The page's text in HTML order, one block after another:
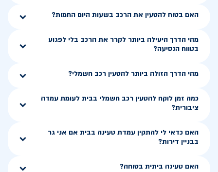
האם בטוח להטעין את הרכב בשעות היום החמות?
מהי הדרך היעילה ביותר לקרר את הרכב בלי לפגוע
בטווח הנסיעה?
מהי הדרך הזולה ביותר להטעין רכב חשמלי?
כמה זמן לוקח להטעין רכב חשמלי בבית לעומת עמדה
ציבורית?
האם כדאי לי להתקין עמדת טעינה בבית אם אני גר
בבניין דירות?
האם טעינה ביתית בטוחה?